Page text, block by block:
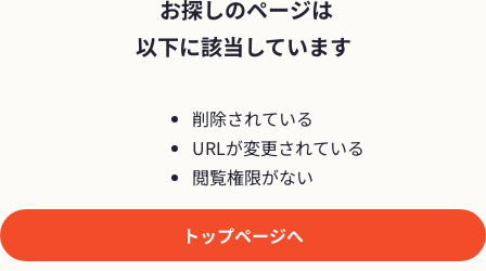
以下に該当しています
削除されている
URLが変更されている
閲覧権限がない
トップページへ